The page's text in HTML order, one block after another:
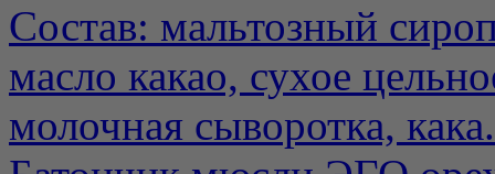
Состав: мальтозный
масло какао, сухое
молочная сыворотка,